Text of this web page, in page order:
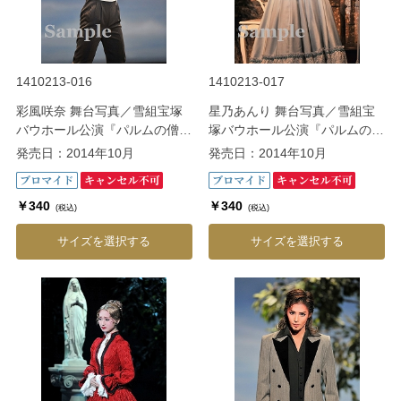
1410213-016
彩風咲奈 舞台写真／雪組宝塚
バウホール公演『パルムの僧院
―美しき愛の囚人―』
発売日：2014年10月
￥340 (税込)
サイズを選択する
1410213-017
星乃あんり 舞台写真／雪組宝
塚バウホール公演『パルムの僧
院 ―美しき愛の囚人―』
発売日：2014年10月
￥340 (税込)
サイズを選択する